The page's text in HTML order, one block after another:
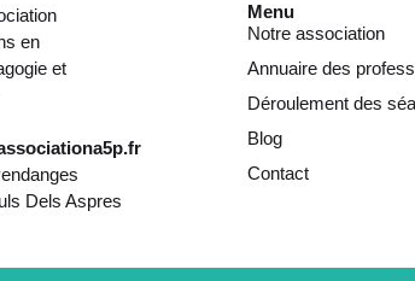
Dels Aspres
Menu
Notre association
Annuaire des
Déroulement des
Blog
Contact